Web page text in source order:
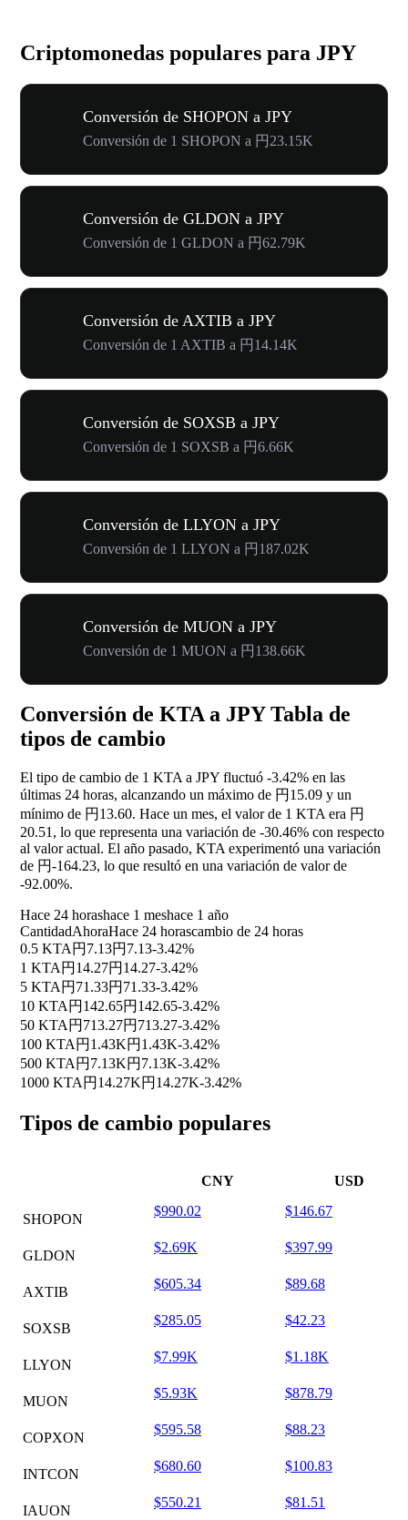
Criptomonedas populares para JPY
Conversión de SHOPON a JPY
Conversión de 1 SHOPON a 円23.15K
Conversión de GLDON a JPY
Conversión de 1 GLDON a 円62.79K
Conversión de AXTIB a JPY
Conversión de 1 AXTIB a 円14.14K
Conversión de SOXSB a JPY
Conversión de 1 SOXSB a 円6.66K
Conversión de LLYON a JPY
Conversión de 1 LLYON a 円187.02K
Conversión de MUON a JPY
Conversión de 1 MUON a 円138.66K
Conversión de KTA a JPY Tabla de
tipos de cambio
El tipo de cambio de 1 KTA a JPY fluctuó -3.42% en las
últimas 24 horas, alcanzando un máximo de 円15.09 y un
mínimo de 円13.60. Hace un mes, el valor de 1 KTA era 円
20.51, lo que representa una variación de -30.46% con respecto
al valor actual. El año pasado, KTA experimentó una variación
de 円-164.23, lo que resultó en una variación de valor de
-92.00%.
Hace 24 horashace 1 meshace 1 año
CantidadAhoraHace 24 horascambio de 24 horas
0.5 KTA 円7.13円7.13-3.42%
1 KTA 円14.27円14.27-3.42%
5 KTA 円71.33円71.33-3.42%
10 KTA 円142.65円142.65-3.42%
50 KTA 円713.27円713.27-3.42%
100 KTA 円1.43K円1.43K-3.42%
500 KTA 円7.13K円7.13K-3.42%
1000 KTA 円14.27K円14.27K-3.42%
Tipos de cambio populares
CNY USD
SHOPON
$990.02 $146.67
GLDON
$2.69K $397.99
AXTIB
$605.34 $89.68
SOXSB
$285.05 $42.23
LLYON
$7.99K $1.18K
MUON
$5.93K $878.79
COPXON
$595.58 $88.23
INTCON
$680.60 $100.83
IAUON
$550.21 $81.51